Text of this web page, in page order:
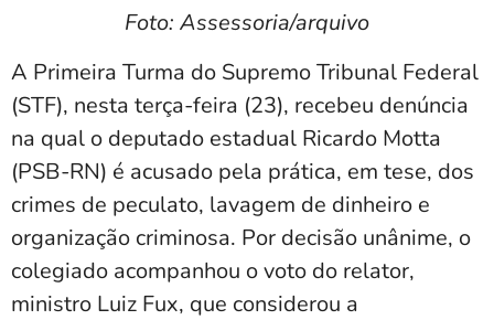
Foto: Assessoria/arquivo
A Primeira Turma do Supremo Tribunal Federal
(STF), nesta terça-feira (23), recebeu denúncia
na qual o deputado estadual Ricardo Motta
(PSB-RN) é acusado pela prática, em tese, dos
crimes de peculato, lavagem de dinheiro e
organização criminosa. Por decisão unânime, o
colegiado acompanhou o voto do relator,
ministro Luiz Fux, que considerou a